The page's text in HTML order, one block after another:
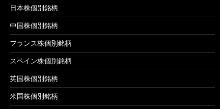
日本株個別銘柄
中国株個別銘柄
フランス株個別銘柄
スペイン株個別銘柄
英国株個別銘柄
米国株個別銘柄